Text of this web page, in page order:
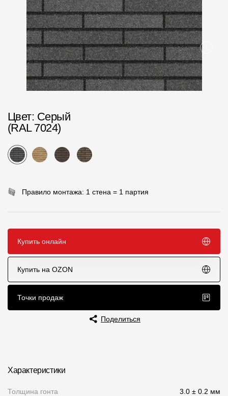
Пластиковые водосточные системы
Металлические водосточные системы
Водосборник
Чердачные лестницы
Документация
Инструкции по монтажу
Технические листы
Чертежи
Фото объектов
Вопрос-ответ/Faq
Цвет: Серый
(RAL 7024)
Правило монтажа: 1 стена = 1 партия
Купить онлайн
Купить на OZON
Точки продаж
Поделиться
Характеристики
Толщина гонта 3.0 ± 0.2 мм